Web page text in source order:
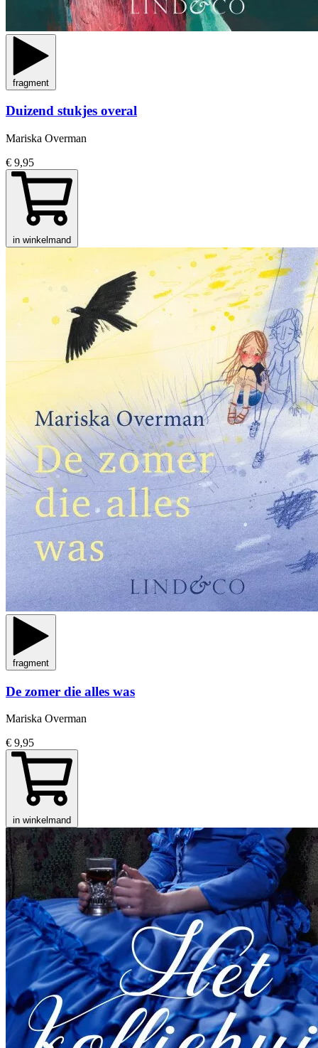
fragment
Duizend stukjes overal
Mariska Overman
€ 9,95
in winkelmand
fragment
De zomer die alles was
Mariska Overman
€ 9,95
in winkelmand